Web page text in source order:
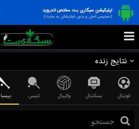
اپلیکیشن سیگاری بت مختص اندروید
(دسترسی آسان و بدون فیلترشکن به سایت)
نتایج زنده
فوتبال بسکتبال والیبال تنیس